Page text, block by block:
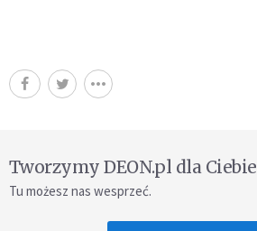
Tworzymy DEON.pl dla Ciebie
Tu możesz nas wesprzeć.